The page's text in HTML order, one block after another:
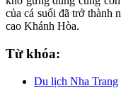
của cá suối đã trở thành
cao Khánh Hòa.
Từ khóa:
Du lịch Nha Trang